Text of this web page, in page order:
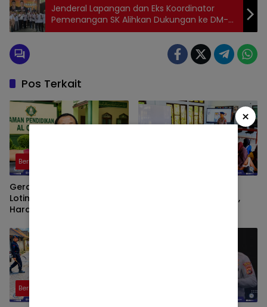
Jenderal Lapangan dan Eks Koordinator
Pemenangan SK Alihkan Dukungan ke DM-
HHY
Pos Terkait
Berita
Gerakan Magrib Mengaji di
Lotim Diperkuat, Jamali
Harap Dukungan Dana
Lotim Turun ke Sekolah,
SAR Siswa SMK NW Benteng
Berita
×